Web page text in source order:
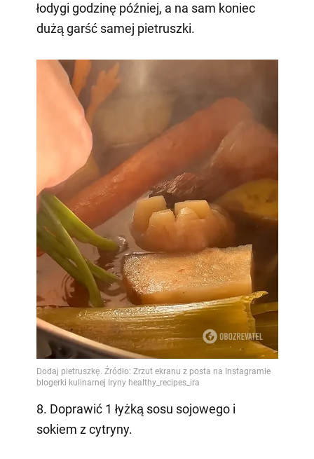
łodygi godzinę później, a na sam koniec
dużą garść samej pietruszki.
8. Doprawić 1 łyżką sosu sojowego i
sokiem z cytryny.